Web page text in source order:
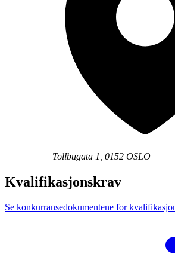
Tollbugata 1, 0152 OSLO
Kvalifikasjonskrav
Se konkurransedokumentene for